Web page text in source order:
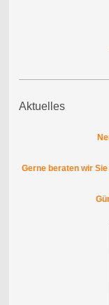
Aktuelles
Gerne beraten wir